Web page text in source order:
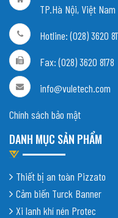
TP.Hà Nội, Việt Nam
Hotline: (028) 3620
Fax: (028) 3620 8178
info@vuletech.com
Chính sách bảo mật
DANH MỤC SẢN PHẨM
Thiết bị an toàn Pizzato
Cảm biến Turck Banner
Xi lanh khí nén Protec